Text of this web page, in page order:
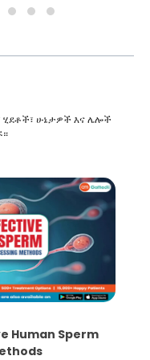
ሁኔታዎች እና ሌሎች
Human Sperm